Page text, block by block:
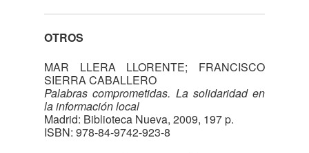
OTROS
MAR LLERA LLORENTE; FRANCISCO
SIERRA CABALLERO
Palabras comprometidas. La solidaridad en
la información local
Madrid: Biblioteca Nueva, 2009, 197 p.
ISBN: 978-84-9742-923-8